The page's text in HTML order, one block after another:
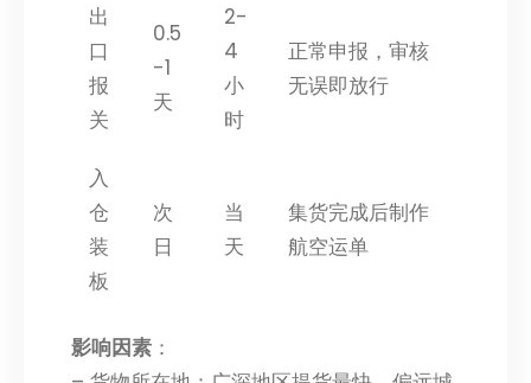
出
口
报
关
0.5
-1
天
2-
4
小
时
正常申报，审核
无误即放行
入
仓
装
板
次
日
当
天
集货完成后制作
航空运单
影响因素 ：